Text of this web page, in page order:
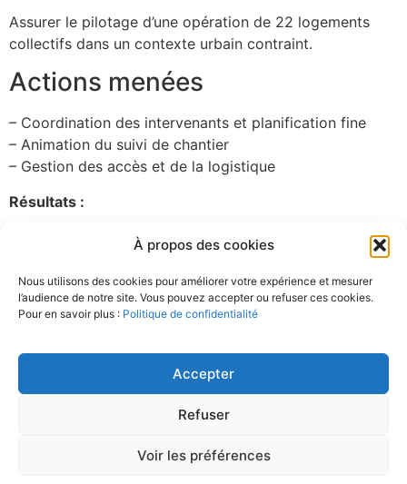
À propos des cookies
Nous utilisons des cookies pour améliorer votre expérience et mesurer
l’audience de notre site. Vous pouvez accepter ou refuser ces cookies.
Pour en savoir plus : Politique de confidentialité
Accepter
Refuser
Voir les préférences
Assurer le pilotage d’une opération de 22 logements
collectifs dans un contexte urbain contraint.
Actions menées
– Coordination des intervenants et planification fine
– Animation du suivi de chantier
– Gestion des accès et de la logistique
Résultats :
Livraison en 2022
Chantier réalisé sans dérive de coûts
Vous avez un projet similaire ?
Contactez-nous